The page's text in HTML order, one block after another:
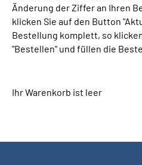
Über uns & Presse
Online-Services
Inhalte in Gebärdensprache
Änderung der Ziffer an Ihren
klicken Sie auf den Button
Bestellung komplett, so
"Bestellen" und füllen die
Ihr Warenkorb ist leer